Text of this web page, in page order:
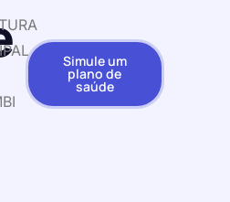
Simule um
plano de
saúde